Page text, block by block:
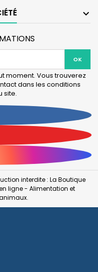

moment. Vous trouverez
dans les conditions
site.
interdite : La Boutique
ligne - Alimentation et